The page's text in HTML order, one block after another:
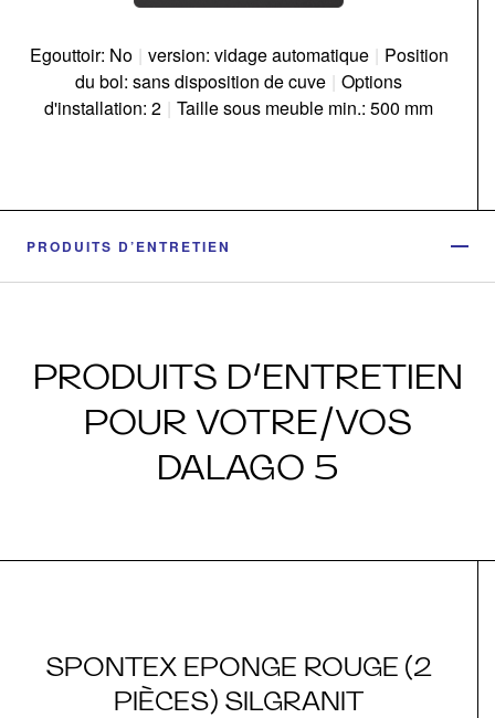
Egouttoir: No | version: vidage automatique | Position
du bol: sans disposition de cuve | Options
d'installation: 2 | Taille sous meuble min.: 500 mm
PRODUITS D’ENTRETIEN
PRODUITS D’ENTRETIEN
POUR VOTRE/VOS
DALAGO 5
SPONTEX EPONGE ROUGE (2
PIÈCES) SILGRANIT